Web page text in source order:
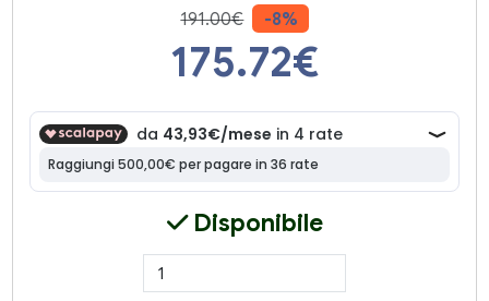
191.00€ -8%
175.72€
Disponibile